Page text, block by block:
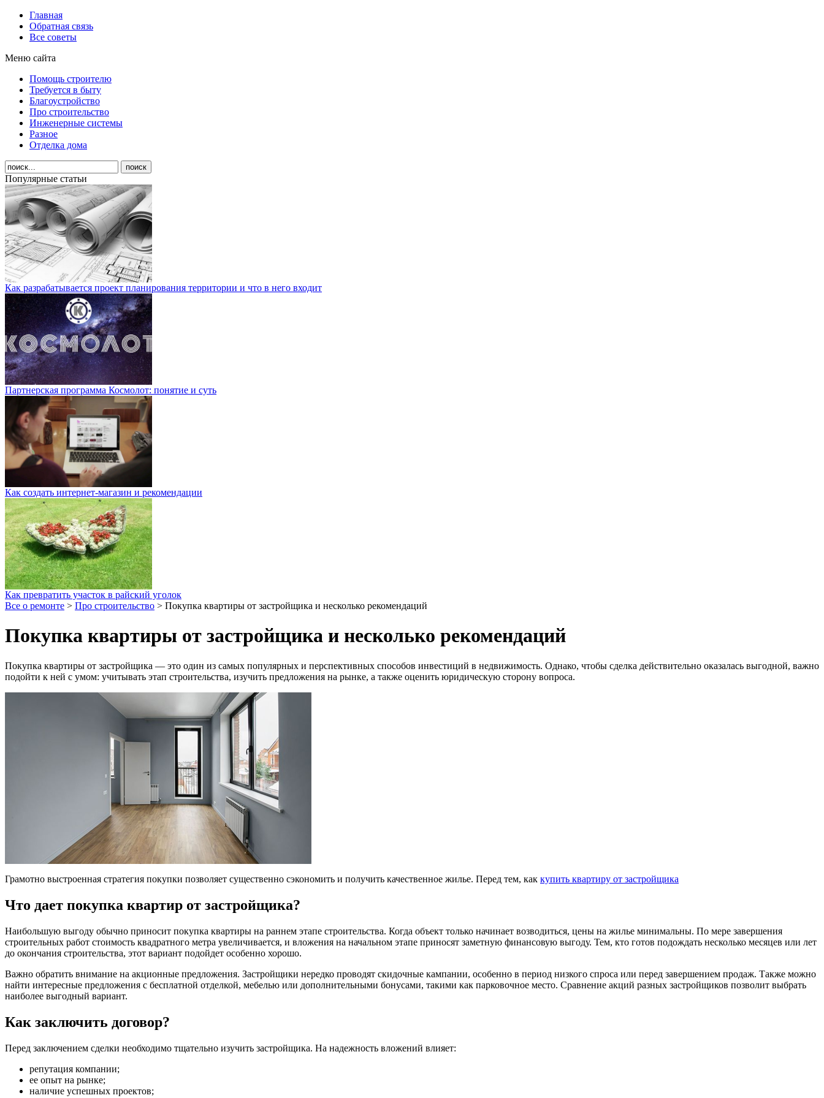
Главная
Обратная связь
Все советы
Меню сайта
Помощь строителю
Требуется в быту
Благоустройство
Про строительство
Инженерные системы
Разное
Отделка дома
Популярные статьи
Как разрабатывается проект планирования территории и что в него входит
Партнерская программа Космолот: понятие и суть
Как создать интернет-магазин и рекомендации
Как превратить участок в райский уголок
Все о ремонте > Про строительство > Покупка квартиры от застройщика и несколько рекомендаций
Покупка квартиры от застройщика и несколько рекомендаций
Покупка квартиры от застройщика — это один из самых популярных и перспективных способов инвестиций в недвижимость. Однако, чтобы сделка действительно оказалась выгодной, важно
подойти к ней с умом: учитывать этап строительства, изучить предложения на рынке, а также оценить юридическую сторону вопроса.
Грамотно выстроенная стратегия покупки позволяет существенно сэкономить и получить качественное жилье. Перед тем, как купить квартиру от застройщика
Что дает покупка квартир от застройщика?
Наибольшую выгоду обычно приносит покупка квартиры на раннем этапе строительства. Когда объект только начинает возводиться, цены на жилье минимальны. По мере завершения
строительных работ стоимость квадратного метра увеличивается, и вложения на начальном этапе приносят заметную финансовую выгоду. Тем, кто готов подождать несколько месяцев или лет
до окончания строительства, этот вариант подойдет особенно хорошо.
Важно обратить внимание на акционные предложения. Застройщики нередко проводят скидочные кампании, особенно в период низкого спроса или перед завершением продаж. Также можно
найти интересные предложения с бесплатной отделкой, мебелью или дополнительными бонусами, такими как парковочное место. Сравнение акций разных застройщиков позволит выбрать
наиболее выгодный вариант.
Как заключить договор?
Перед заключением сделки необходимо тщательно изучить застройщика. На надежность вложений влияет:
репутация компании;
ее опыт на рынке;
наличие успешных проектов;